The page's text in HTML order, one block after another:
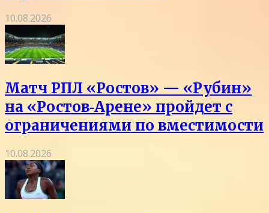
10.08.2026
Матч РПЛ «Ростов» — «Рубин»
на «Ростов‑Арене» пройдет с
ограничениями по вместимости
10.08.2026